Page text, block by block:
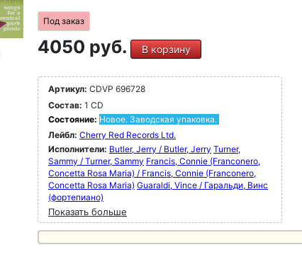
Под заказ
4050 руб. В корзину
Артикул: CDVP 696728
Состав: 1 CD
Состояние: Новое. Заводская упаковка.
Лейбл: Cherry Red Records Ltd.
Исполнители: Butler, Jerry / Butler, Jerry Turner,
Sammy / Turner, Sammy Francis, Connie (Franconero,
Concetta Rosa Maria) / Francis, Connie (Franconero,
Concetta Rosa Maria) Guaraldi, Vince / Гаральди, Винс
(фортепиано)
Показать больше